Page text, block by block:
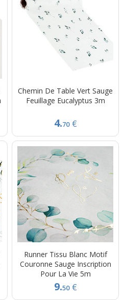
Chemin De Table Vert Sauge
Feuillage Eucalyptus 3m
4.70 €
Runner Tissu Blanc Motif
Couronne Sauge Inscription
Pour La Vie 5m
9.50 €